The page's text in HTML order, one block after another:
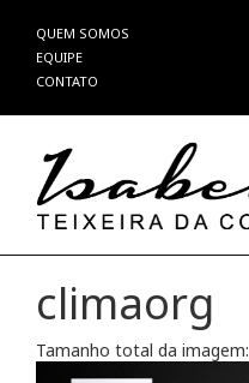
Pular
para
o
QUEM SOMOS
EQUIPE
CONTATO
climaorg
Tamanho total da imagem: